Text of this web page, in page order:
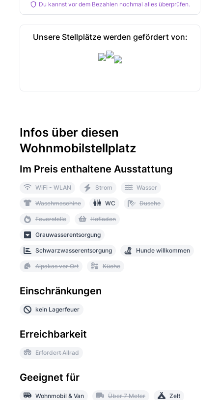
Du kannst vor dem Bezahlen nochmal alles überprüfen.
Unsere Stellplätze werden gefördert von:
Infos über diesen
Wohnmobilstellplatz
Im Preis enthaltene Ausstattung
WiFi - WLAN Strom Wasser
Waschmaschine WC Dusche
Feuerstelle Hofladen
Grauwasserentsorgung
Schwarzwasserentsorgung Hunde willkommen
Alpakas vor Ort Küche
Einschränkungen
kein Lagerfeuer
Erreichbarkeit
Erfordert Allrad
Geeignet für
Wohnmobil & Van Über 7 Meter Zelt